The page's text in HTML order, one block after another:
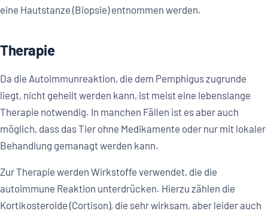
eine Hautstanze (Biopsie) entnommen werden.
Therapie
Da die Autoimmunreaktion, die dem Pemphigus zugrunde
liegt, nicht geheilt werden kann, ist meist eine lebenslange
Therapie notwendig. In manchen Fällen ist es aber auch
möglich, dass das Tier ohne Medikamente oder nur mit lokaler
Behandlung gemanagt werden kann.
Zur Therapie werden Wirkstoffe verwendet, die die
autoimmune Reaktion unterdrücken. Hierzu zählen die
Kortikosteroide (Cortison), die sehr wirksam, aber leider auch